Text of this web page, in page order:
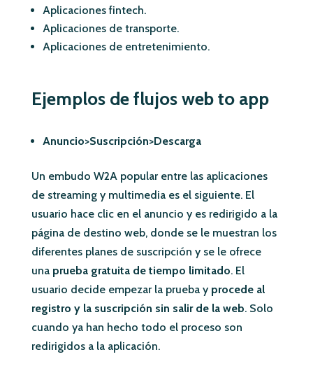
Aplicaciones fintech.
Aplicaciones de transporte.
Aplicaciones de entretenimiento.
Ejemplos de flujos web to app
Anuncio>Suscripción>Descarga
Un embudo W2A popular entre las aplicaciones
de streaming y multimedia es el siguiente. El
usuario hace clic en el anuncio y es redirigido a la
página de destino web, donde se le muestran los
diferentes planes de suscripción y se le ofrece
una prueba gratuita de tiempo limitado. El
usuario decide empezar la prueba y procede al
registro y la suscripción sin salir de la web. Solo
cuando ya han hecho todo el proceso son
redirigidos a la aplicación.